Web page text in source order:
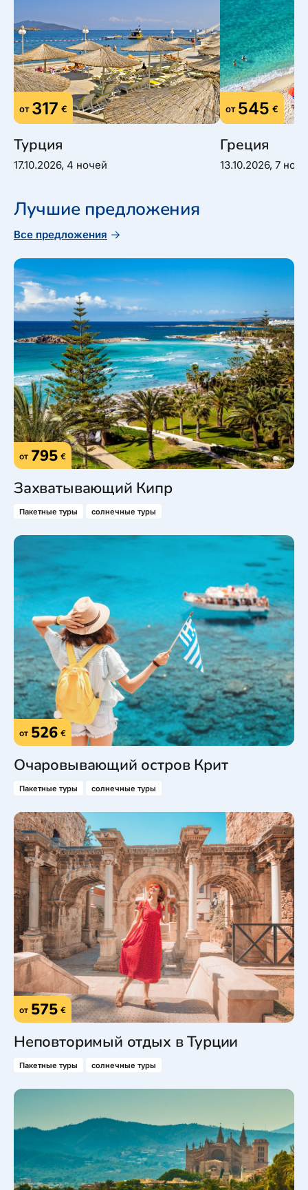
от 317 €
Турция
17.10.2026, 4 ночей
от 545 €
Греция
13.10.2026, 7
Лучшие предложения
Все предложения
от 795 €
Захватывающий Кипр
Пакетные туры солнечные туры
от 526 €
Очаровывающий остров Крит
Пакетные туры солнечные туры
от 575 €
Неповторимый отдых в Турции
Пакетные туры солнечные туры